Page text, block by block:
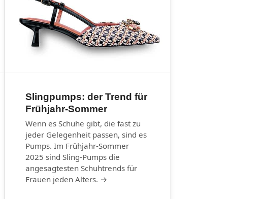
Slingpumps: der Trend für
Frühjahr-Sommer
Wenn es Schuhe gibt, die fast zu
jeder Gelegenheit passen, sind es
Pumps. Im Frühjahr-Sommer
2025 sind Sling-Pumps die
angesagtesten Schuhtrends für
Frauen jeden Alters. →